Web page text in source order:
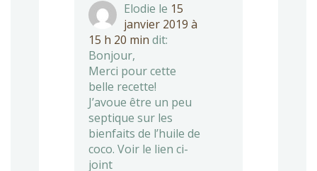
Elodie le 15
janvier 2019 à
15 h 20 min dit:
Bonjour,
Merci pour cette
belle recette!
J’avoue être un peu
septique sur les
bienfaits de l’huile de
coco. Voir le lien ci-
joint